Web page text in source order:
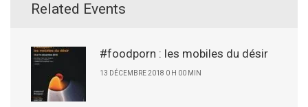
Related Events
#foodporn : les mobiles du désir
13 DÉCEMBRE 2018 0 H 00 MIN